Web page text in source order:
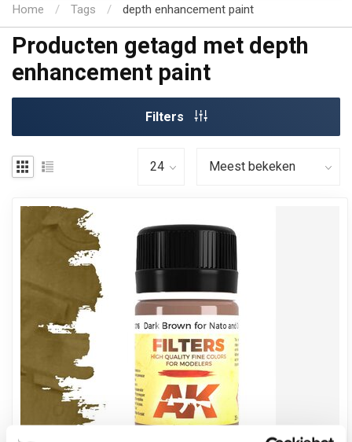
Home / Tags / depth enhancement paint
Producten getagd met depth
enhancement paint
Filters